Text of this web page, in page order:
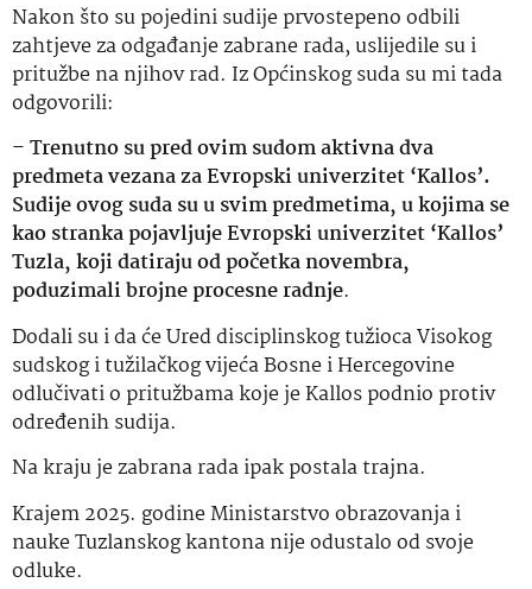
Nakon što su pojedini sudije prvostepeno odbili
zahtjeve za odgađanje zabrane rada, uslijedile su i
pritužbe na njihov rad. Iz Općinskog suda su mi tada
odgovorili:
–Trenutno su pred ovim sudom aktivna dva
predmeta vezana za Evropski univerzitet ‘Kallos’.
Sudije ovog suda su u svim predmetima, u kojima se
kao stranka pojavljuje Evropski univerzitet ‘Kallos’
Tuzla, koji datiraju od početka novembra,
poduzimali brojne procesne radnje.
Dodali su i da će Ured disciplinskog tužioca Visokog
sudskog i tužilačkog vijeća Bosne i Hercegovine
odlučivati o pritužbama koje je Kallos podnio protiv
određenih sudija.
Na kraju je zabrana rada ipak postala trajna.
Krajem 2025. godine Ministarstvo obrazovanja i
nauke Tuzlanskog kantona nije odustalo od svoje
odluke.